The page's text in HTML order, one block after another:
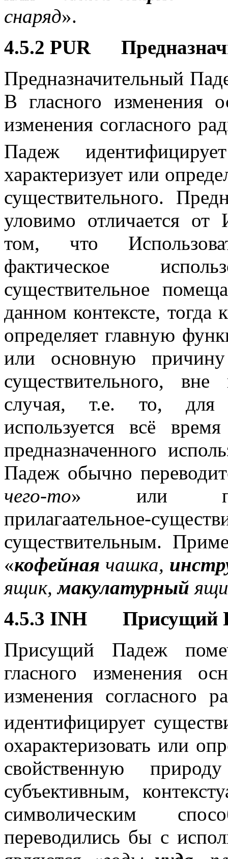
снаряд».
4.5.2 PUR
Предназначительный
B гласного изменения
изменения согласного
Падеж
характеризует или
существительного.
уловимо отличается от
том, что
фактическое
существительное
данном контексте,
определяет главную
или основную причину
существительного, вне
случая, т.е. то, для
используется всё
предназначенного
Падеж обычно
чего-то» или
прилагаательное-
существительным.
«кофейная чашка,
ящик,макулатурный
4.5.3 INH Присущий
Присущий Падеж
гласного изменения
изменения согласного
идентифицирует
охарактеризовать или
свойственную
субъективным,
символическим
переводились бы с